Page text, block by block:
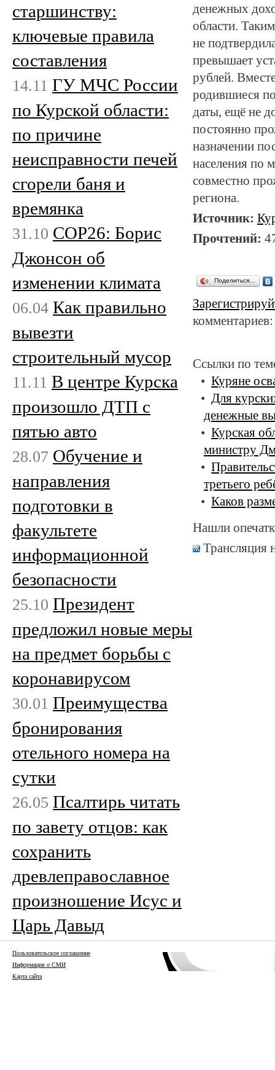
денежных
области.
не
превышает
рублей.
родившиеся
даты, ещё не
постоянно
назначении
населения по
совместно
региона.
Источник:
Прочтений:
Поделиться…
Ссылки по
Куряне
Для
денежные
Курская
министру
третьего
Каков
Нашли
Трансляция
старшинству:
ключевые правила
составления
14.11 ГУ МЧС России
по Курской области:
по причине
неисправности печей
сгорели баня и
времянка
31.10 COP26: Борис
Джонсон об
изменении климата
06.04 Как правильно
вывезти
строительный мусор
11.11 В центре Курска
произошло ДТП с
пятью авто
28.07 Обучение и
направления
подготовки в
факультете
информационной
безопасности
25.10 Президент
предложил новые меры
на предмет борьбы с
коронавирусом
30.01 Преимущества
бронирования
отельного номера на
сутки
26.05 Псалтирь читать
по завету отцов: как
сохранить
древлеправославное
произношение Исус и
Царь Давыд
Пользовательское соглашение
Информация о СМИ
Карта сайта